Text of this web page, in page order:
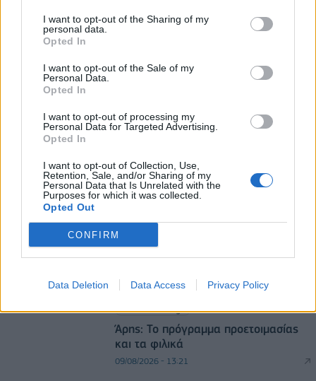
I want to opt-out of the Sharing of my
personal data.
Opted In
I want to opt-out of the Sale of my
Personal Data.
Opted In
I want to opt-out of processing my
Personal Data for Targeted Advertising.
Opted In
I want to opt-out of Collection, Use,
Retention, Sale, and/or Sharing of my
Personal Data that Is Unrelated with the
Purposes for which it was collected.
Opted Out
CONFIRM
Data Deletion Data Access Privacy Policy
Από τη Δυτική Αττική στη Νότια Γαλλία : Οι
εμπειρίες Ελλήνων και Γάλλων πυροσβεστών από
τα πύρινα μέτωπα
09/08/2026 - 12:08 ΚΟΣΜΟΣ
Αυξημένη η επιβατική κίνηση από το λιμάνι του
Πειραιά – Περίπου 60.000 ταξίδεψαν Παρασκευή
και Σάββατο
09/08/2026 - 12:33 ΕΛΛΑΔΑ
DIRECTION BUSINESS NETWORK
allstarbasket.gr
Άρης: Το πρόγραμμα προετοιμασίας
και τα φιλικά
09/08/2026 - 13:21